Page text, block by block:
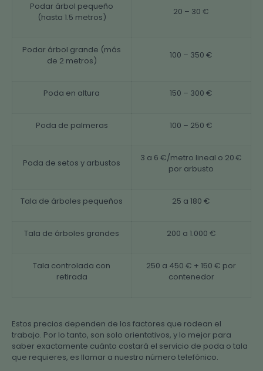
Podar árbol pequeño
(hasta 1.5 metros)
20 – 30 €
Podar árbol grande (más
de 2 metros)
100 – 350 €
Poda en altura 150 – 300 €
Poda de palmeras 100 – 250 €
Poda de setos y arbustos
3 a 6 €/metro lineal o 20 €
por arbusto
Tala de árboles pequeños 25 a 180 €
Tala de árboles grandes 200 a 1.000 €
Tala controlada con
retirada
250 a 450 € + 150 € por
contenedor
Estos precios dependen de los factores que rodean el
trabajo. Por lo tanto, son solo orientativos, y lo mejor para
saber exactamente cuánto costará el servicio de poda o tala
que requieres, es llamar a nuestro número telefónico.